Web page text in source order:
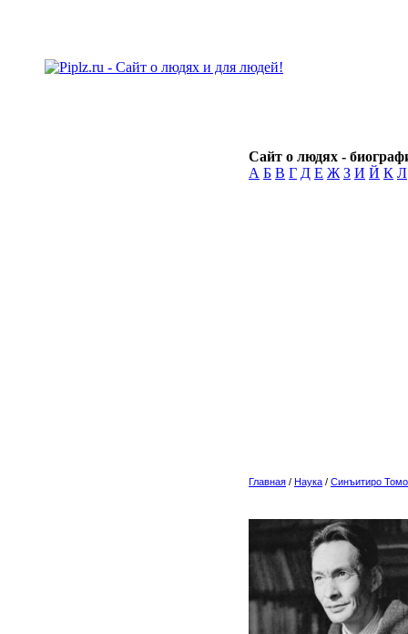
Сайт о людях -
А Б В Г Д Е Ж З И Й К Л
Главная / Наука / Синъитиро